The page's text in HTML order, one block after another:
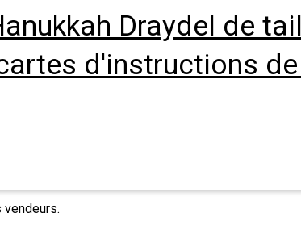
Draydel de
d'instructions de